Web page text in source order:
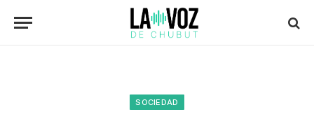
SOCIEDAD